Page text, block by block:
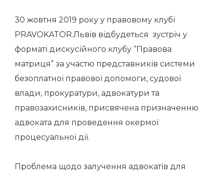
30 жовтня 2019 року у правовому клубі
PRAVOKATOR.Львів відбудеться зустріч у
форматі дискусійного клубу “Правова
матриця” за участю представників системи
безоплатної правової допомоги, судової
влади, прокуратури, адвокатури та
правозахисників, присвячена призначенню
адвоката для проведення окермої
процесуальної дії.
Проблема щодо залучення адвокатів для